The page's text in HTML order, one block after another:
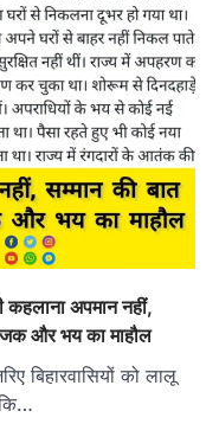
कहलाना अपमान नहीं,
और भय का माहौल
बिहारवासियों को लालू